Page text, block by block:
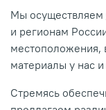
Мы осуществляем
и регионам
местоположения,
материалы у нас
Стремясь